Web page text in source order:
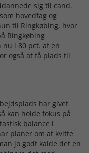
sig til cand.
hovedfag og
til Ringkøbing, hvor
Ringkøbing
nu i 80 pct. af en
også at få plads til
har givet
kan holde fokus på
balance i
planer om at kvitte
jo godt kalde det en